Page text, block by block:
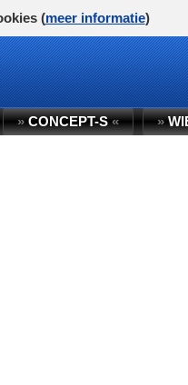
»CONCEPT-S« »
(meer informatie)